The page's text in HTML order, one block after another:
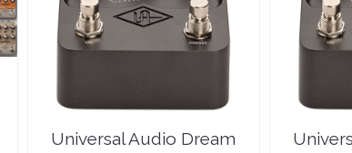
Universal Audio Dream